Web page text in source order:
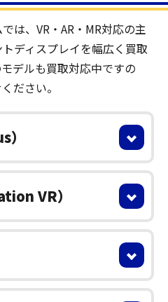
は、VR・AR・MR対応の主
ディスプレイを幅広く買取
デルも買取対応中ですの
ださい。
VR）